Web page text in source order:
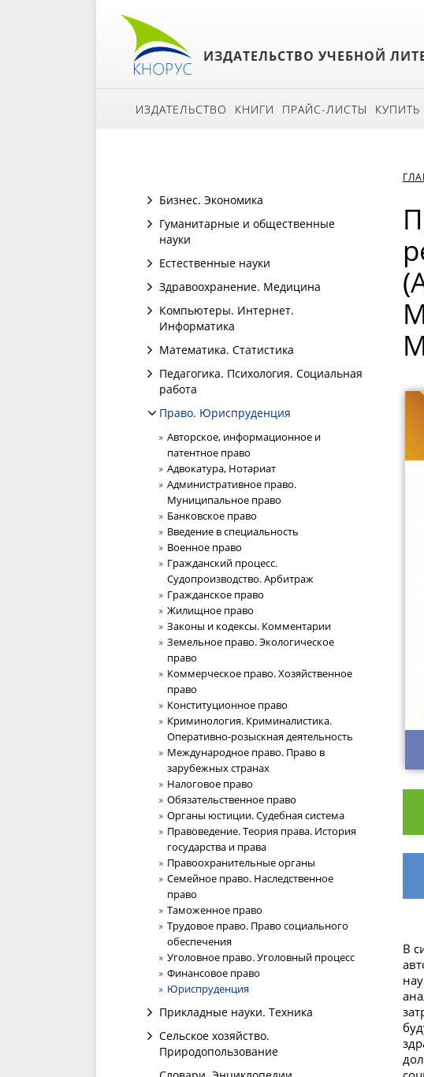
ИЗДАТЕЛЬСТВО УЧЕБНОЙ
ИЗДАТЕЛЬСТВО КНИГИ ПРАЙС-ЛИСТЫ КУПИТЬ
Бизнес. Экономика
Гуманитарные и общественные
науки
Естественные науки
Здравоохранение. Медицина
Компьютеры. Интернет.
Информатика
Математика. Статистика
Педагогика. Психология. Социальная
работа
Право. Юриспруденция
Авторское, информационное и
патентное право
Адвокатура, Нотариат
Административное право.
Муниципальное право
Банковское право
Введение в специальность
Военное право
Гражданский процесс.
Судопроизводство. Арбитраж
Гражданское право
Жилищное право
Законы и кодексы. Комментарии
Земельное право. Экологическое
право
Коммерческое право. Хозяйственное
право
Конституционное право
Криминология. Криминалистика.
Оперативно-розыскная деятельность
Международное право. Право в
зарубежных странах
Налоговое право
Обязательственное право
Органы юстиции. Судебная система
Правоведение. Теория права. История
государства и права
Правоохранительные органы
Семейное право. Наследственное
право
Таможенное право
Трудовое право. Право социального
обеспечения
Уголовное право. Уголовный процесс
Финансовое право
Юриспруденция
Прикладные науки. Техника
Сельское хозяйство.
Природопользование
В